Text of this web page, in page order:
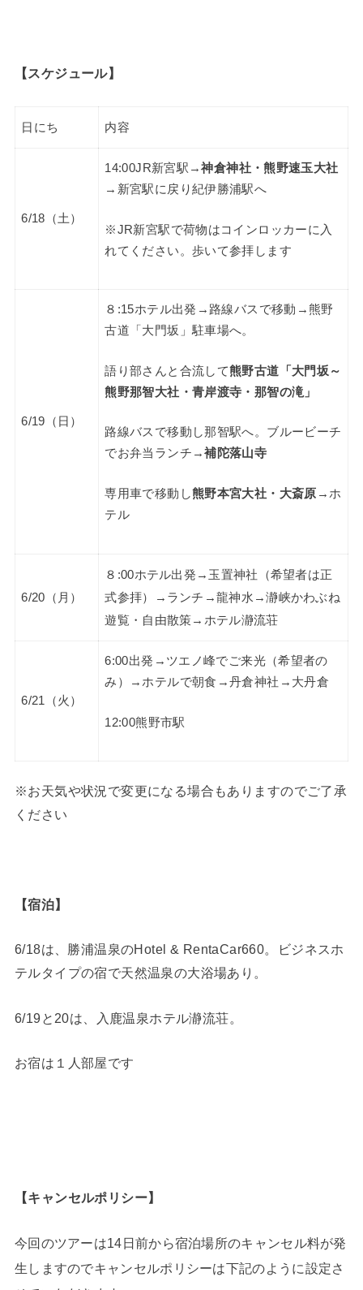
【スケジュール】
日にち 内容
6/18（土）
14:00JR新宮駅→神倉神社・熊野速玉大社
→新宮駅に戻り紀伊勝浦駅へ
※JR新宮駅で荷物はコインロッカーに入
れてください。歩いて参拝します
6/19（日）
８:15ホテル出発→路線バスで移動→熊野
古道「大門坂」駐車場へ。
語り部さんと合流して熊野古道「大門坂～
熊野那智大社・青岸渡寺・那智の滝」
路線バスで移動し那智駅へ。ブルービーチ
でお弁当ランチ→補陀落山寺
専用車で移動し熊野本宮大社・大斎原 →ホ
テル
6/20（月）
８:00ホテル出発→玉置神社（希望者は正
式参拝）→ランチ→龍神水→瀞峡かわぶね
遊覧・自由散策→ホテル瀞流荘
6/21（火）
6:00出発→ツエノ峰でご来光（希望者の
み）→ホテルで朝食→丹倉神社→大丹倉
12:00熊野市駅
※お天気や状況で変更になる場合もありますのでご了承
ください
【宿泊】
6/18は、勝浦温泉のHotel & RentaCar660。ビジネスホ
テルタイプの宿で天然温泉の大浴場あり。
6/19と20は、入鹿温泉ホテル瀞流荘。
お宿は１人部屋です
【キャンセルポリシー】
今回のツアーは14日前から宿泊場所のキャンセル料が発
生しますのでキャンセルポリシーは下記のように設定さ